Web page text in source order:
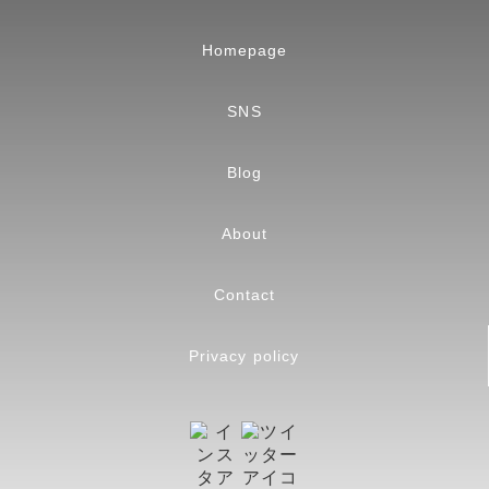
Homepage
SNS
Blog
About
Contact
Privacy policy